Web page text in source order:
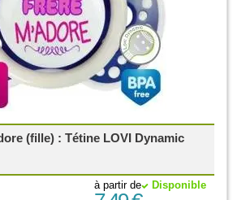
(fille) : Tétine LOVI Dynamic
Disponible
à partir de